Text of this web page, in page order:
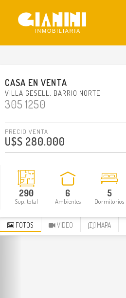
CASA EN VENTA
VILLA GESELL BARRIO NORTE
305 1250
PRECIO VENTA
U$S 280.000
290
Sup. total
6
Ambientes
5
Dormitorios
FOTOS VIDEO MAPA